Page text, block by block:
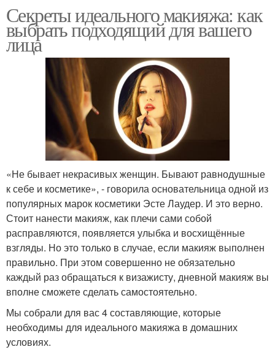
Секреты идеального макияжа: как
выбрать подходящий для вашего
лица
«Не бывает некрасивых женщин. Бывают равнодушные
к себе и косметике», - говорила основательница одной из
популярных марок косметики Эсте Лаудер. И это верно.
Стоит нанести макияж, как плечи сами собой
расправляются, появляется улыбка и восхищённые
взгляды. Но это только в случае, если макияж выполнен
правильно. При этом совершенно не обязательно
каждый раз обращаться к визажисту, дневной макияж вы
вполне сможете сделать самостоятельно.
Мы собрали для вас 4 составляющие, которые
необходимы для идеального макияжа в домашних
условиях.